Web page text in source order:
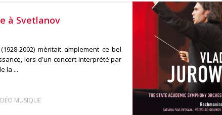
à Svetlanov
2002) méritait amplement ce bel
lors d'un concert interprété par
la ...
MUSIQUE